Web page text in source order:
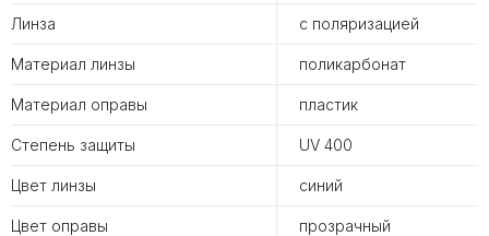
Линза с поляризацией
Материал линзы поликарбонат
Материал оправы пластик
Степень защиты UV 400
Цвет линзы синий
Цвет оправы прозрачный